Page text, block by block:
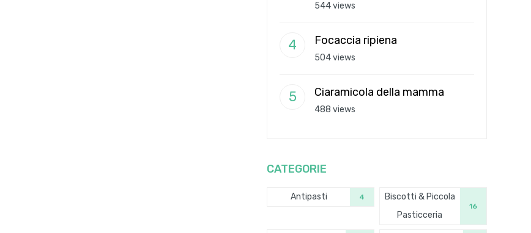
544 views
Focaccia ripiena
504 views
Ciaramicola della mamma
488 views
CATEGORIE
Antipasti 4
Biscotti & Piccola
Pasticceria
16